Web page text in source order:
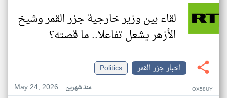
لقاء بين وزير خارجية جزر القمر وشيخ
الأزهر يشعل تفاعلا.. ما قصته؟
اخبار جزر القمر
Politics
May 24, 2026
منذ شهرين OX58UY